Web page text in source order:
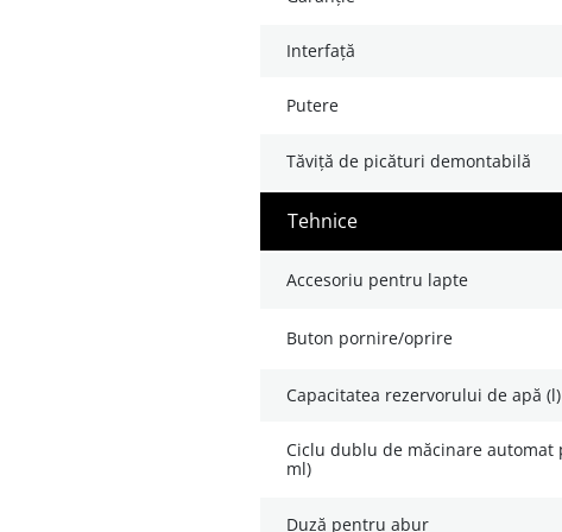
interfață
putere
tăviță de picături demontabilă
tehnice
accesoriu pentru lapte
buton pornire/oprire
capacitatea rezervorului de apă (l)
ciclu dublu de măcinare automat pentru cafele lungi (220
ml)
duză pentru abur